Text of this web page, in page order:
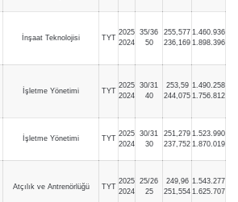
İnşaat Teknolojisi TYT
2025
2024
35/36
50
255,577
236,169
1.460.936
1.898.396
İşletme Yönetimi TYT
2025
2024
30/31
40
253,59
244,075
1.490.258
1.756.812
İşletme Yönetimi TYT
2025
2024
30/31
30
251,279
237,752
1.523.990
1.870.019
Atçılık ve Antrenörlüğü TYT
2025
2024
25/26
25
249,96
251,554
1.543.277
1.625.707